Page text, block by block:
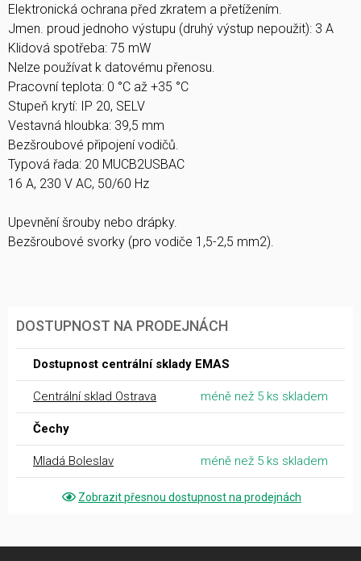
Elektronická ochrana před zkratem a přetížením.
Jmen. proud jednoho výstupu (druhý výstup nepoužit): 3 A
Klidová spotřeba: 75 mW
Nelze používat k datovému přenosu.
Pracovní teplota: 0 °C až +35 °C
Stupeň krytí: IP 20, SELV
Vestavná hloubka: 39,5 mm
Bezšroubové připojení vodičů.
Typová řada: 20 MUCB2USBAC
16 A, 230 V AC, 50/60 Hz
Upevnění šrouby nebo drápky.
Bezšroubové svorky (pro vodiče 1,5-2,5 mm2).
DOSTUPNOST NA PRODEJNÁCH
Dostupnost centrální sklady EMAS
Centrální sklad Ostrava méně než 5 ks skladem
Čechy
Mladá Boleslav méně než 5 ks skladem
Zobrazit přesnou dostupnost na prodejnách